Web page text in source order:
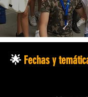
🌟 Fechas y